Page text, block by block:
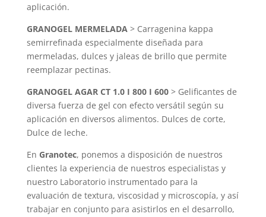
aplicación.
GRANOGEL MERMELADA> Carragenina kappa
semirrefinada especialmente diseñada para
mermeladas, dulces y jaleas de brillo que permite
reemplazar pectinas.
GRANOGEL AGAR CT 1.0 I 800 I 600> Gelificantes de
diversa fuerza de gel con efecto versátil según su
aplicación en diversos alimentos. Dulces de corte,
Dulce de leche.
En Granotec, ponemos a disposición de nuestros
clientes la experiencia de nuestros especialistas y
nuestro Laboratorio instrumentado para la
evaluación de textura, viscosidad y microscopía, y así
trabajar en conjunto para asistirlos en el desarrollo,